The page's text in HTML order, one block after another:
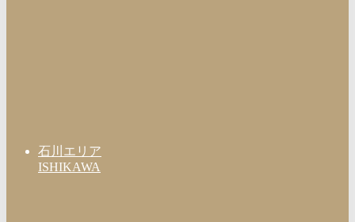
石川エリア
ISHIKAWA